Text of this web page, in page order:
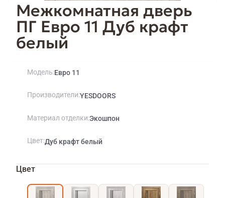
Межкомнатная дверь
ПГ Евро 11 Дуб крафт
белый
Модель Евро 11
Производители YESDOORS
Материал отделки Экошпон
ЦветДуб крафт белый
Цвет